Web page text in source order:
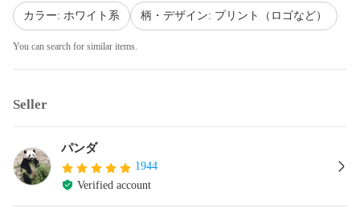
カラー: ホワイト系 柄・デザイン: プリント（ロゴなど）
You can search for similar items.
Seller
パンダ
1944
Verified account